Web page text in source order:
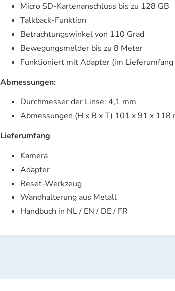
Micro SD-Kartenanschluss bis zu 128 GB
Talkback-Funktion
Betrachtungswinkel von 110 Grad
Bewegungsmelder bis zu 8 Meter
Funktioniert mit Adapter (im
Abmessungen:
Durchmesser der Linse: 4,1 mm
Abmessungen (H x B x T) 101 x 91 x 118
Lieferumfang
Kamera
Adapter
Reset-Werkzeug
Wandhalterung aus Metall
Handbuch in NL / EN / DE / FR